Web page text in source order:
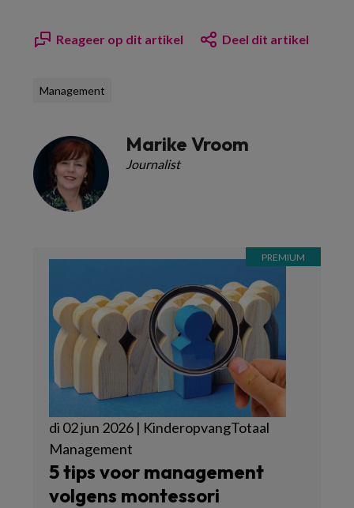
Reageer op dit artikel Deel dit artikel
Management
Marike Vroom
Journalist
di 02 jun 2026 | KinderopvangTotaal
Management
5 tips voor management
volgens montessori